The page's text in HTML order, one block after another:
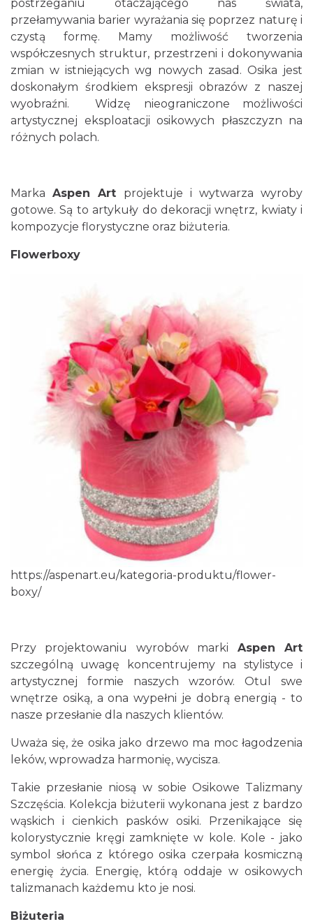
postrzeganiu otaczającego nas świata,
przełamywania barier wyrażania się poprzez naturę i
czystą formę. Mamy możliwość tworzenia
współczesnych struktur, przestrzeni i dokonywania
zmian w istniejących wg nowych zasad. Osika jest
doskonałym środkiem ekspresji obrazów z naszej
wyobraźni. Widzę nieograniczone możliwości
artystycznej eksploatacji osikowych płaszczyzn na
różnych polach.
Marka Aspen Art projektuje i wytwarza wyroby
gotowe. Są to artykuły do dekoracji wnętrz, kwiaty i
kompozycje florystyczne oraz biżuteria.
Flowerboxy
https://aspenart.eu/kategoria-produktu/flower-
boxy/
Przy projektowaniu wyrobów marki Aspen Art
szczególną uwagę koncentrujemy na stylistyce i
artystycznej formie naszych wzorów. Otul swe
wnętrze osiką, a ona wypełni je dobrą energią - to
nasze przesłanie dla naszych klientów.
Uważa się, że osika jako drzewo ma moc łagodzenia
leków, wprowadza harmonię, wycisza.
Takie przesłanie niosą w sobie Osikowe Talizmany
Szczęścia. Kolekcja biżuterii wykonana jest z bardzo
wąskich i cienkich pasków osiki. Przenikające się
kolorystycznie kręgi zamknięte w kole. Kole - jako
symbol słońca z którego osika czerpała kosmiczną
energię życia. Energię, którą oddaje w osikowych
talizmanach każdemu kto je nosi.
Biżuteria